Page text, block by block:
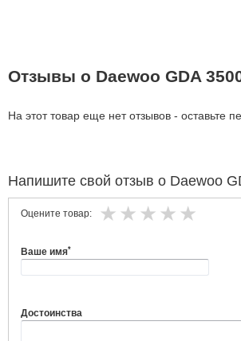
Отзывы о Daewoo GDA
На этот товар еще нет отзывов - оставьте
Напишите свой отзыв о Daewoo
Оцените товар:
Ваше имя*
Достоинства